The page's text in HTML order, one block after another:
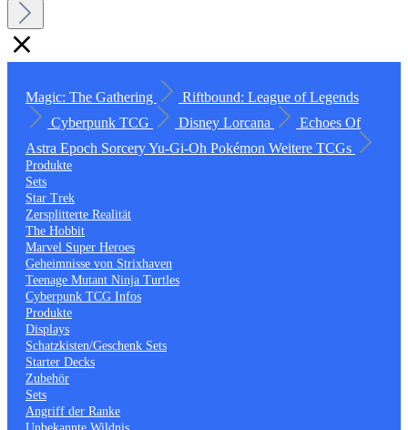
Magic: The Gathering
Riftbound: League of Legends
Cyberpunk TCG
Disney Lorcana
Echoes Of
Astra Epoch SorceryYu-Gi-Oh Pokémon Weitere TCGs
Produkte
Sets
Star Trek
Zersplitterte Realität
The Hobbit
Marvel Super Heroes
Geheimnisse von Strixhaven
Teenage Mutant Ninja Turtles
Cyberpunk TCG Infos
Produkte
Displays
Schatzkisten/Geschenk Sets
Starter Decks
Zubehör
Sets
Angriff der Ranke